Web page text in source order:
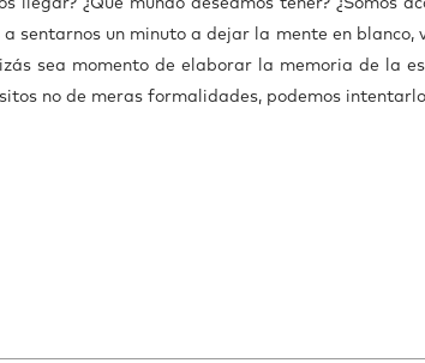
llegar? ¿Qué mundo deseamos tener? ¿Somos
a sentarnos un minuto a dejar la mente en
sea momento de elaborar la memoria de la
no de meras formalidades, podemos